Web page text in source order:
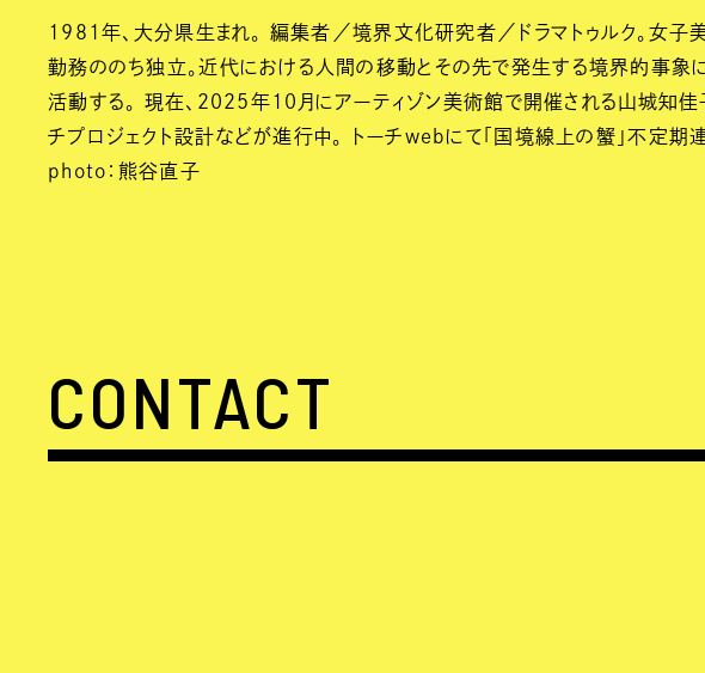
1981年、大分県生まれ。 編集者／境界文化研究者／ドラマトゥルク。女
勤務ののち独立。近代における人間の移動とその先で発生する境界的事象
活動する。 現在、2025年10月にアーティゾン美術館で開催される山城知
チプロジェクト設計などが進行中。 トーチwebにて「国境線上の蟹」不定期連
photo：熊谷直子
CONTACT